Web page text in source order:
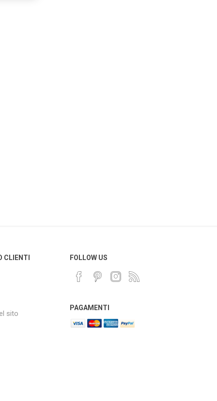
CLIENTI
sito
FOLLOW US
PAGAMENTI